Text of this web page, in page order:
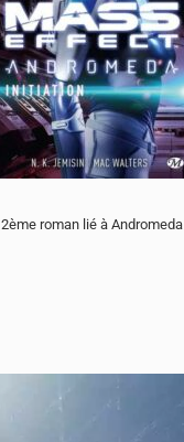
2ème roman lié à Andromeda